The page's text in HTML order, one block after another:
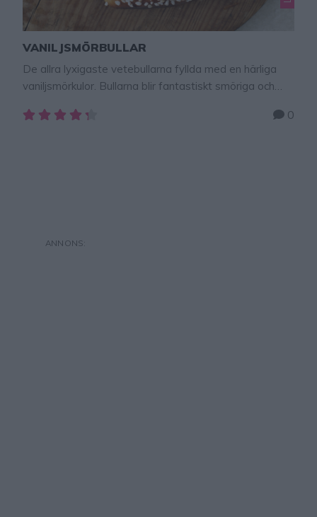
VANILJSMÖRBULLAR
De allra lyxigaste vetebullarna fyllda med en härliga
vaniljsmörkulor. Bullarna blir fantastiskt smöriga och
Vaniljsmörbullar Ca 7 st Fyllning50 g smör,
0